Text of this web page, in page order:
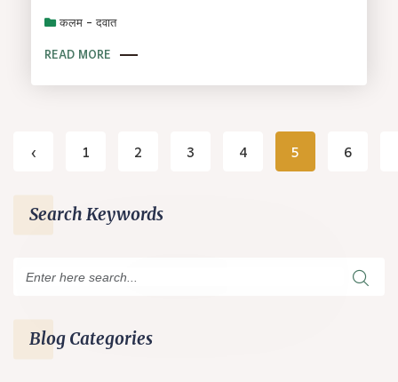
कलम - दवात
READ MORE
‹ 1 2 3 4 5 6
Search Keywords
Blog Categories